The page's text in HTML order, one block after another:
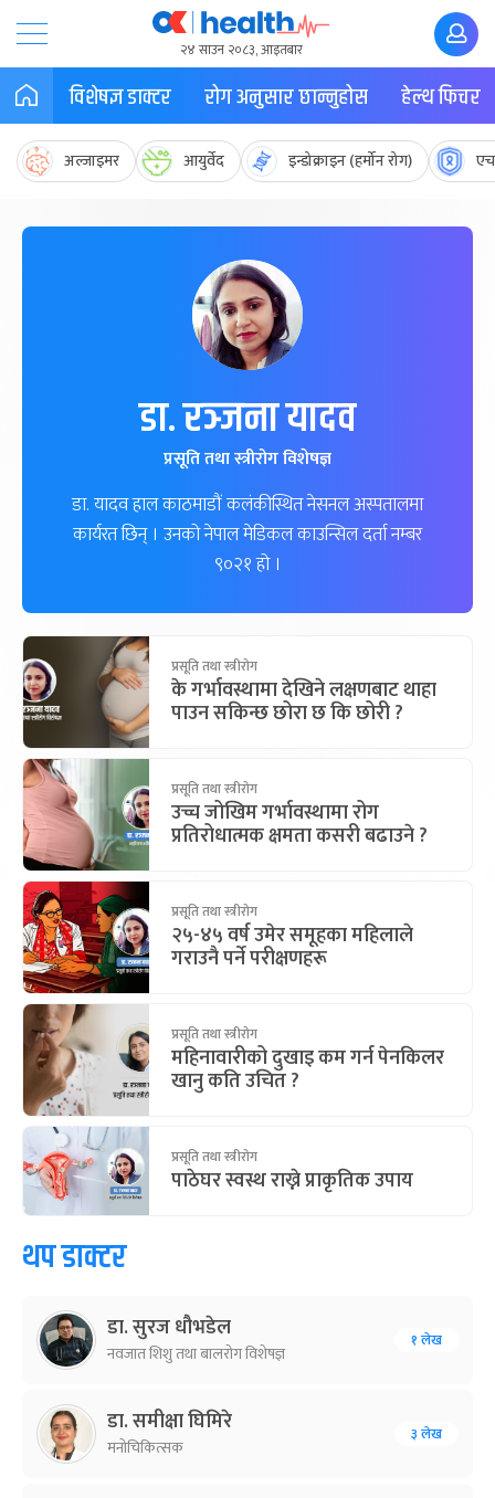
२४ साउन २०८३, आइतबार
विशेषज्ञ डाक्टर रोग अनुसार छान्नुहोस हेल्थ फिचर
अल्जाइमर आयुर्वेद इन्डोक्राइन (हर्मोन रोग)
डा. रञ्जना यादव
प्रसूति तथा स्त्रीरोग विशेषज्ञ
डा. यादव हाल काठमाडौं कलंकीस्थित नेसनल अस्पतालमा
कार्यरत छिन् । उनको नेपाल मेडिकल काउन्सिल दर्ता नम्बर
९०२१ हो ।
प्रसूति तथा स्त्रीरोग
के गर्भावस्थामा देखिने लक्षणबाट थाहा
पाउन सकिन्छ छोरा छ कि छोरी ?
प्रसूति तथा स्त्रीरोग
उच्च जोखिम गर्भावस्थामा रोग
प्रतिरोधात्मक क्षमता कसरी बढाउने ?
प्रसूति तथा स्त्रीरोग
२५-४५ वर्ष उमेर समूहका महिलाले
गराउनै पर्ने परीक्षणहरू
प्रसूति तथा स्त्रीरोग
महिनावारीको दुखाइ कम गर्न पेनकिलर
खानु कति उचित ?
प्रसूति तथा स्त्रीरोग
पाठेघर स्वस्थ राख्ने प्राकृतिक उपाय
थप डाक्टर
डा. सुरज धौभडेल
नवजात शिशु तथा बालरोग विशेषज्ञ
१ लेख
डा. समीक्षा घिमिरे
मनोचिकित्सक
३ लेख